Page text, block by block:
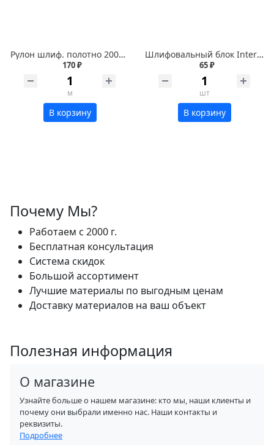
Рулон шлиф. полотно 200мм/25м Р180 э. корунд бордовый
170 ₽
м
В корзину
Шлифовальный блок Interflex 98х69х25мм 4-х сторонний Р220
65 ₽
шт
В корзину
Почему Мы?
Работаем с 2000 г.
Бесплатная консультация
Система скидок
Большой ассортимент
Лучшие материалы по выгодным ценам
Доставку материалов на ваш объект
Полезная информация
О магазине
Узнайте больше о нашем магазине: кто мы, наши клиенты и
почему они выбрали именно нас. Наши контакты и
реквизиты.
Подробнее